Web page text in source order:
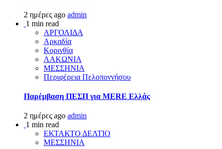
2 ημέρες ago admin
1 min read
ΑΡΓΟΛΙΔΑ
Αρκαδία
Κορινθία
ΛΑΚΩΝΙΑ
ΜΕΣΣΗΝΙΑ
Περιφέρεια Πελοποννήσου
Παρέμβαση ΠΕΣΠ για MERE Ελλάς
2 ημέρες ago admin
1 min read
ΕΚΤΑΚΤΟ ΔΕΛΤΙΟ
ΜΕΣΣΗΝΙΑ